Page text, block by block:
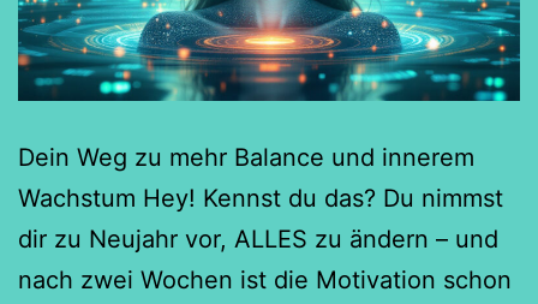
Dein Weg zu mehr Balance und innerem
Wachstum Hey! Kennst du das? Du nimmst
dir zu Neujahr vor, ALLES zu ändern – und
nach zwei Wochen ist die Motivation schon